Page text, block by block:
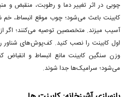
چوبی در اثر تغییر دما و رطوبت، منقبض
کابینت باعث می‌شود؛ چوب موقع انبساط،
آسیب میزند. متخصصین توصیه می‌کنند؛ اگر
اول کابینت را نصب کنید. کف‌پوش‌های شناور
وزن سنگین کابینت مانع انبساط و
می‌شود؛ سرامیک‌ها جدا شوند.